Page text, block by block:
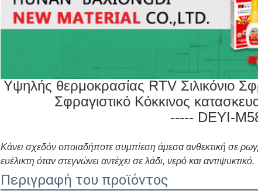
Υψηλής θερμοκρασίας RTV Σιλικόνιο
Σφραγιστικό Κόκκινος
----- DEYI-
Κάνει σχεδόν οποιαδήποτε συμπίεση άμεσα ανθεκτική σε
ευέλικτη όταν στεγνώνει αντέχει σε λάδι, νερό και αντιψυκτικό.
Περιγραφή του προϊόντος